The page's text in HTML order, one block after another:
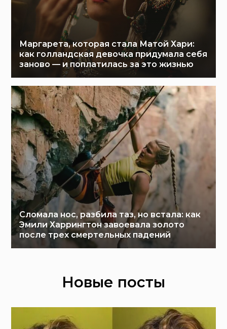
Маргарета, которая стала Матой Хари:
как голландская девочка придумала себя
заново — и поплатилась за это жизнью
Сломала нос, разбила таз, но встала: как
Эмили Харрингтон завоевала золото
после трех смертельных падений
Новые посты